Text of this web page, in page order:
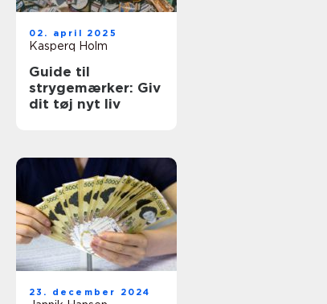
02. april 2025
Kasperq Holm
Guide til
strygemærker: Giv
dit tøj nyt liv
23. december 2024